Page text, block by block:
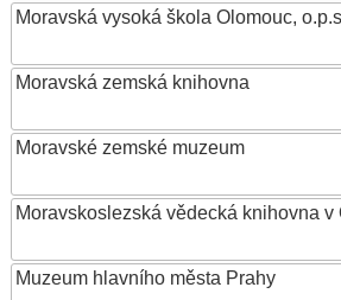
Moravská vysoká škola Olomouc,
Moravská zemská knihovna
Moravské zemské muzeum
Moravskoslezská vědecká knihovna v
Muzeum hlavního města Prahy